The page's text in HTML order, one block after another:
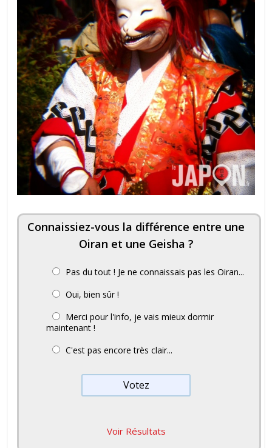
Connaissiez-vous la différence entre une
Oiran et une Geisha ?
Pas du tout ! Je ne connaissais pas les Oiran...
Oui, bien sûr !
Merci pour l'info, je vais mieux dormir
maintenant !
C'est pas encore très clair...
Voir Résultats